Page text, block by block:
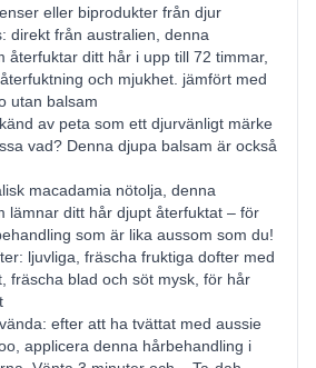
eller biprodukter från djur
direkt från australien, denna
återfuktar ditt hår i upp till 72 timmar,
och mjukhet. jämfört med
utan balsam
av peta som ett djurvänligt märke
vad? Denna djupa balsam är också
macadamia nötolja, denna
lämnar ditt hår djupt återfuktat – för
som är lika aussom som du!
ljuvliga, fräscha fruktiga dofter med
fräscha blad och söt mysk, för hår
efter att ha tvättat med aussie
applicera denna hårbehandling i